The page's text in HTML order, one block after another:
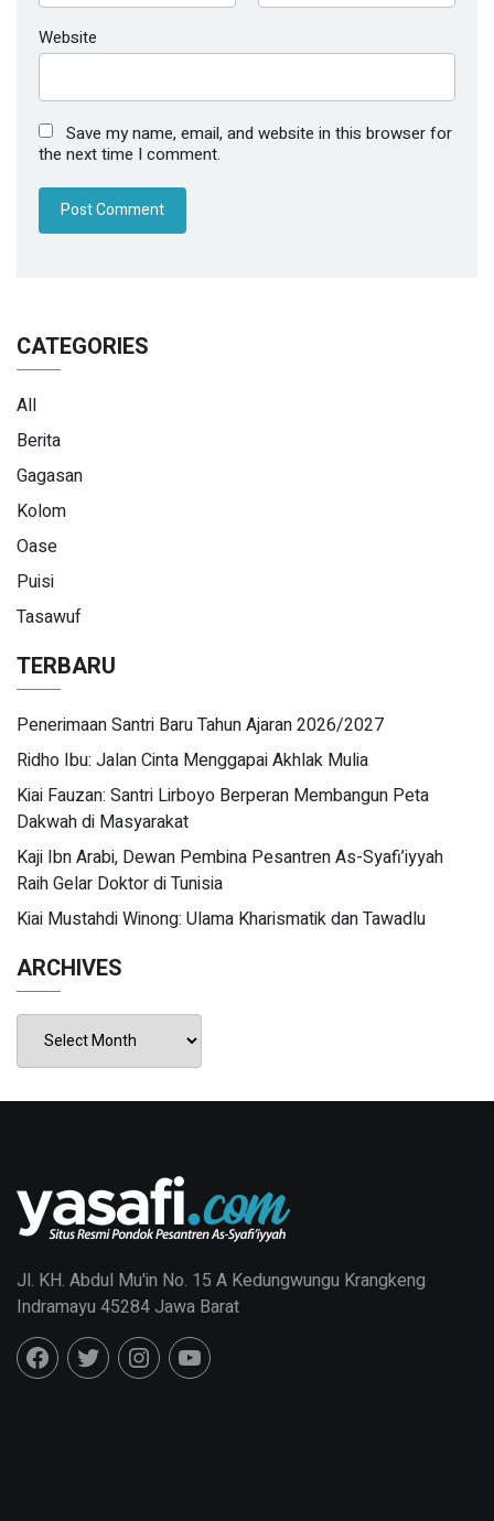
Website
Save my name, email, and website in this browser for
the next time I comment.
CATEGORIES
All
Berita
Gagasan
Kolom
Oase
Puisi
Tasawuf
TERBARU
Penerimaan Santri Baru Tahun Ajaran 2026/2027
Ridho Ibu: Jalan Cinta Menggapai Akhlak Mulia
Kiai Fauzan: Santri Lirboyo Berperan Membangun Peta
Dakwah di Masyarakat
Kaji Ibn Arabi, Dewan Pembina Pesantren As-Syafi’iyyah
Raih Gelar Doktor di Tunisia
Kiai Mustahdi Winong: Ulama Kharismatik dan Tawadlu
ARCHIVES
Jl. KH. Abdul Mu'in No. 15 A Kedungwungu Krangkeng
Indramayu 45284 Jawa Barat